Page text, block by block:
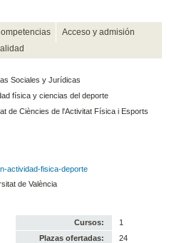
Acceso y admisión
Sociales y Jurídicas
física y ciencias del deporte
de Ciències de l'Activitat Física i Esports
actividad-fisica-deporte
de València
Cursos:
1
Plazas ofertadas:
24